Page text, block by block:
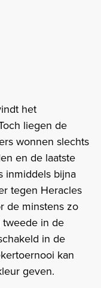
het
liegen de
wonnen slechts
en de laatste
inmiddels bijna
tegen Heracles
de minstens zo
in de
in de
kan
geven.